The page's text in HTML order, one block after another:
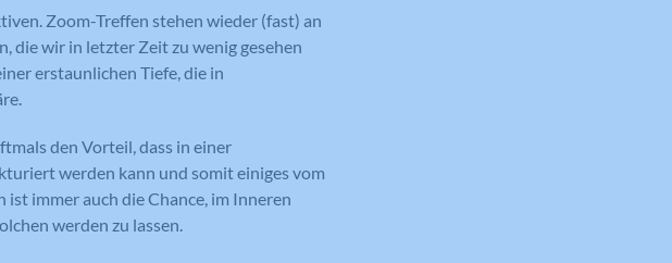
Zoom-Treffen stehen wieder (fast) an
die wir in letzter Zeit zu wenig gesehen
erstaunlichen Tiefe, die in
den Vorteil, dass in einer
werden kann und somit einiges vom
immer auch die Chance, im Inneren
werden zu lassen.
ID, die
Daten
die Website
GPS-